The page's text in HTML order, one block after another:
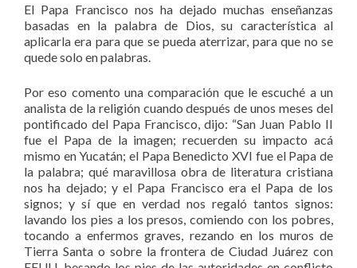
El Papa Francisco nos ha dejado muchas enseñanzas
basadas en la palabra de Dios, su característica al
aplicarla era para que se pueda aterrizar, para que no se
quede solo en palabras.
Por eso comento una comparación que le escuché a un
analista de la religión cuando después de unos meses del
pontificado del Papa Francisco, dijo: “San Juan Pablo II
fue el Papa de la imagen; recuerden su impacto acá
mismo en Yucatán; el Papa Benedicto XVI fue el Papa de
la palabra; qué maravillosa obra de literatura cristiana
nos ha dejado; y el Papa Francisco era el Papa de los
signos; y sí que en verdad nos regaló tantos signos:
lavando los pies a los presos, comiendo con los pobres,
tocando a enfermos graves, rezando en los muros de
Tierra Santa o sobre la frontera de Ciudad Juárez con